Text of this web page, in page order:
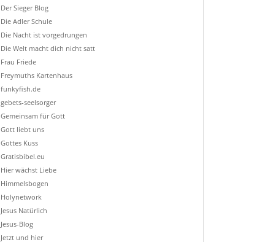
Der Sieger Blog
Die Adler Schule
Die Nacht ist vorgedrungen
Die Welt macht dich nicht satt
Frau Friede
Freymuths Kartenhaus
funkyfish.de
gebets-seelsorger
Gemeinsam für Gott
Gott liebt uns
Gottes Kuss
Gratisbibel.eu
Hier wächst Liebe
Himmelsbogen
Holynetwork
Jesus Natürlich
Jesus-Blog
Jetzt und hier